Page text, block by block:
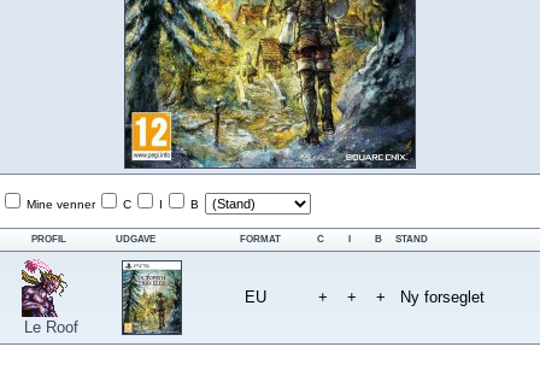
Mine venner C I B
PROFIL UDGAVE FORMAT C B STAND
Le Roof
EU + + + Ny forseglet